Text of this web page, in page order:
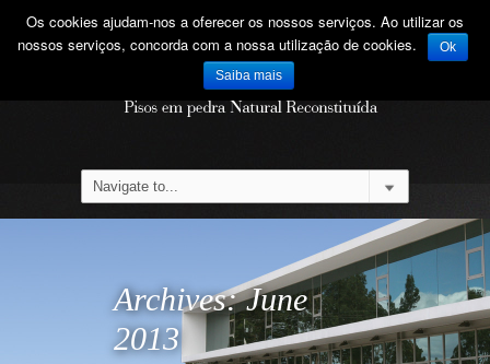
Archives:June
2013
Os cookies ajudam-nos a oferecer os nossos serviços. Ao utilizar os
nossos serviços, concorda com a nossa utilização de cookies.
Ok
Saiba mais